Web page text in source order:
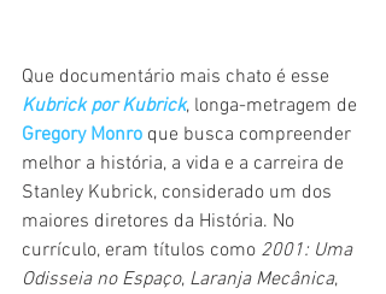
Que documentário mais chato é esse
Kubrick por Kubrick, longa-metragem de
Gregory Monro que busca compreender
melhor a história, a vida e a carreira de
Stanley Kubrick, considerado um dos
maiores diretores da História. No
currículo, eram títulos como 2001: Uma
Odisseia no Espaço, Laranja Mecânica,